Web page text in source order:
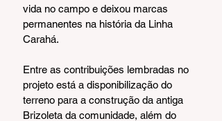
vida no campo e deixou marcas
permanentes na história da Linha
Carahá.
Entre as contribuições lembradas no
projeto está a disponibilização do
terreno para a construção da antiga
Brizoleta da comunidade, além do